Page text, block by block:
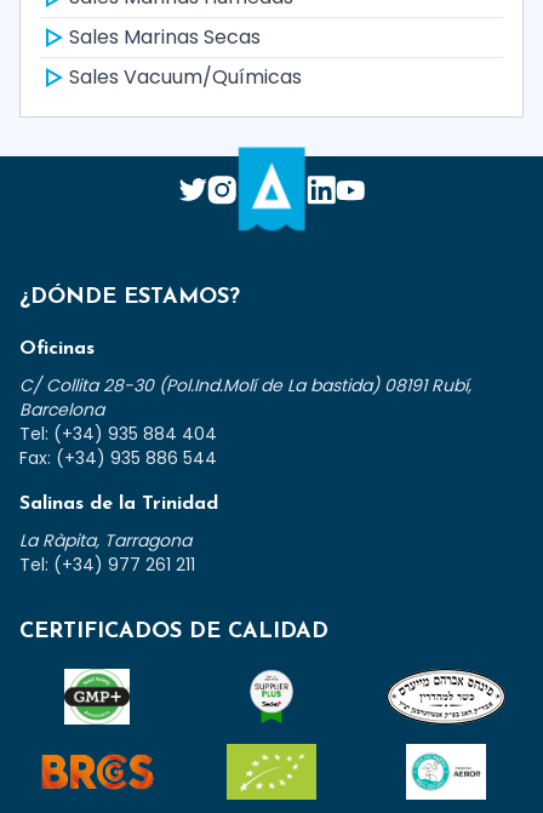
Sales Marinas Secas
Sales Vacuum/Químicas
¿DÓNDE ESTAMOS?
Oficinas
C/ Collita 28-30 (Pol.Ind.Molí de La bastida) 08191 Rubí,
Barcelona
Tel: (+34) 935 884 404
Fax: (+34) 935 886 544
Salinas de la Trinidad
La Ràpita, Tarragona
Tel: (+34) 977 261 211
CERTIFICADOS DE CALIDAD